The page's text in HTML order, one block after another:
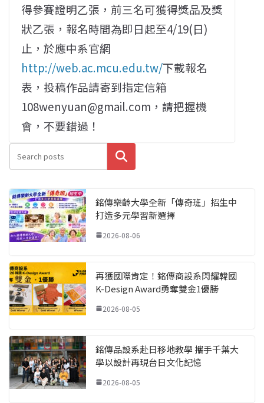
得參賽證明乙張，前三名可獲得獎品及獎
狀乙張，報名時間為即日起至4/19(日)
止，於應中系官網
http://web.ac.mcu.edu.tw/下載報名
表，投稿作品請寄到指定信箱
108wenyuan@gmail.com，請把握機
會，不要錯過！
搜尋
銘傳樂齡大學全新「傳奇班」招生中
打造多元學習新選擇
2026-08-06
再獲國際肯定！銘傳商設系閃耀韓國
K-Design Award勇奪雙金1優勝
2026-08-05
銘傳品設系赴日移地教學 攜手千葉大
學以設計再現台日文化記憶
2026-08-05